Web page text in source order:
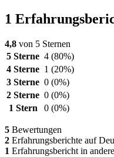
1
4,8 von 5 Sternen
5 Sterne 4 (80%)
4 Sterne 1 (20%)
3 Sterne 0 (0%)
2 Sterne 0 (0%)
1 Stern
0 (0%)
5 Bewertungen
2 Erfahrungsberichte auf
1 Erfahrungsbericht in